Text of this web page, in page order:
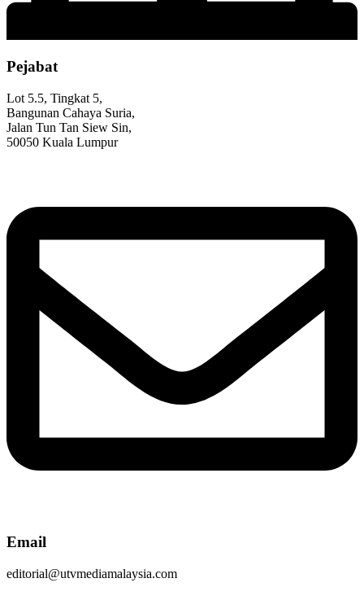
Pejabat
Lot 5.5, Tingkat 5,
Bangunan Cahaya Suria,
Jalan Tun Tan Siew Sin,
50050 Kuala Lumpur
Email
editorial@utvmediamalaysia.com